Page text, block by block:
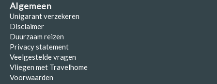
Algemeen
Unigarant verzekeren
Disclaimer
Duurzaam reizen
Privacy statement
Veelgestelde vragen
Vliegen met Travelhome
Voorwaarden